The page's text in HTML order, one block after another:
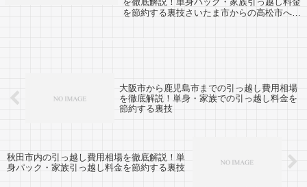
を節約する裏技さいたま市からの高松市への
大阪市から鹿児島市までの引っ越し費用相場
を徹底解説！単身・家族での引っ越し料金を
節約する裏技
秋田市内の引っ越し費用相場を徹底解説！単
身パック・家族引っ越し料金を節約する裏技